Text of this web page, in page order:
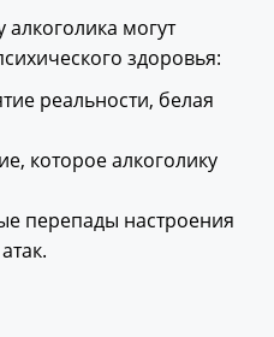
алкоголика могут
здоровья:
реальности, белая
которое алкоголику
перепады настроения